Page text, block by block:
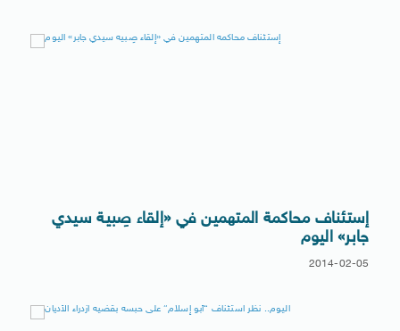
إستئناف محاكمة المتهمين في «إلقاء صِبية سيدي
جابر» اليوم
2014-02-05